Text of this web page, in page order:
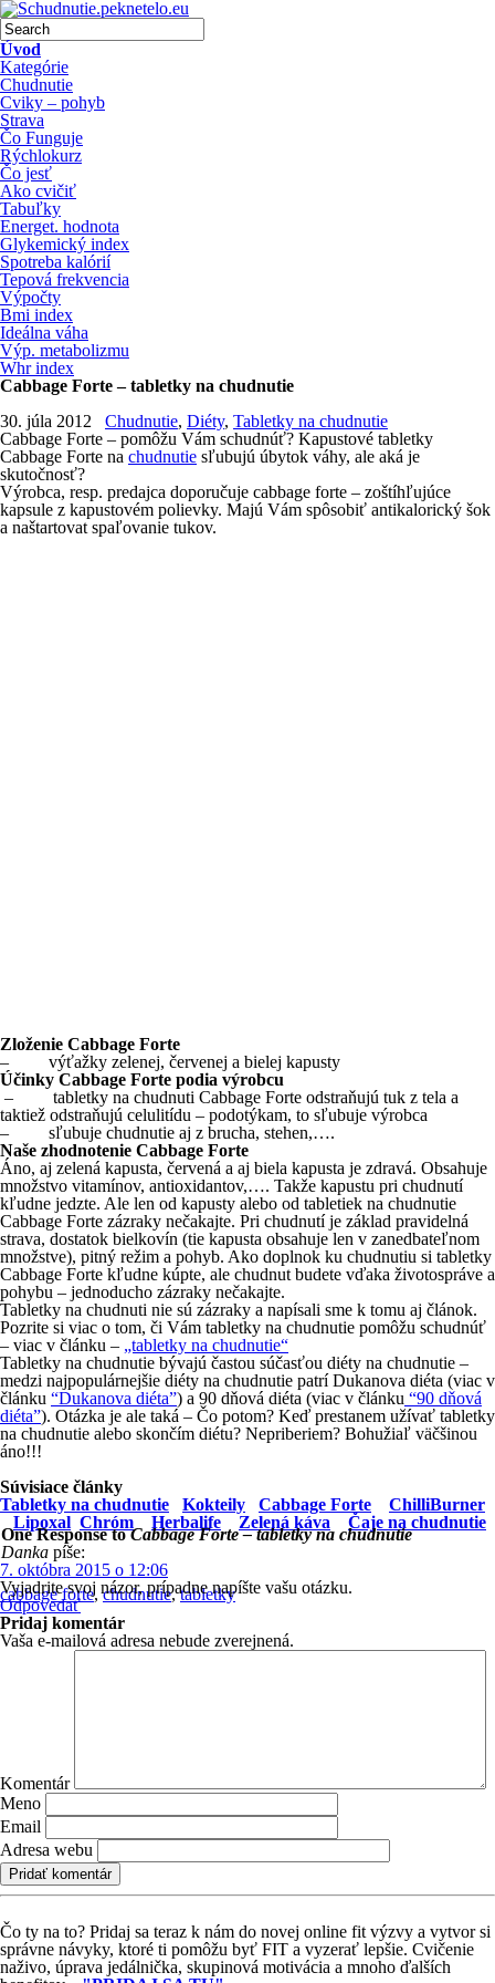
Úvod
Kategórie
Chudnutie
Cviky – pohyb
Strava
Čo Funguje
Rýchlokurz
Čo jesť
Ako cvičiť
Tabuľky
Energet. hodnota
Glykemický index
Spotreba kalórií
Tepová frekvencia
Výpočty
Bmi index
Ideálna váha
Výp. metabolizmu
Whr index
Cabbage Forte – tabletky na chudnutie
30. júla 2012
Chudnutie, Diéty, Tabletky na chudnutie
Cabbage Forte – pomôžu Vám schudnúť? Kapustové tabletky
Cabbage Forte na chudnutie sľubujú úbytok váhy, ale aká je
skutočnosť?
Výrobca, resp. predajca doporučuje cabbage forte – zoštíhľujúce
kapsule z kapustovém polievky. Majú Vám spôsobiť antikalorický šok
a naštartovat spaľovanie tukov.
Zloženie Cabbage Forte
– výťažky zelenej, červenej a bielej kapusty
Účinky Cabbage Forte podia výrobcu
– tabletky na chudnuti Cabbage Forte odstraňujú tuk z tela a
taktiež odstraňujú celulitídu – podotýkam, to sľubuje výrobca
– sľubuje chudnutie aj z brucha, stehen,….
Naše zhodnotenie Cabbage Forte
Áno, aj zelená kapusta, červená a aj biela kapusta je zdravá. Obsahuje
množstvo vitamínov, antioxidantov,…. Takže kapustu pri chudnutí
kľudne jedzte. Ale len od kapusty alebo od tabletiek na chudnutie
Cabbage Forte zázraky nečakajte. Pri chudnutí je základ pravidelná
strava, dostatok bielkovín (tie kapusta obsahuje len v zanedbateľnom
množstve), pitný režim a pohyb. Ako doplnok ku chudnutiu si tabletky
Cabbage Forte kľudne kúpte, ale chudnut budete vďaka životospráve a
pohybu – jednoducho zázraky nečakajte.
Tabletky na chudnuti nie sú zázraky a napísali sme k tomu aj článok.
Pozrite si viac o tom, či Vám tabletky na chudnutie pomôžu schudnúť
– viac v článku – „tabletky na chudnutie“
Tabletky na chudnutie bývajú častou súčasťou diéty na chudnutie –
medzi najpopulárnejšie diéty na chudnutie patrí Dukanova diéta (viac v
článku “Dukanova diéta”) a 90 dňová diéta (viac v článku “90 dňová
diéta”). Otázka je ale taká – Čo potom? Keď prestanem užívať tabletky
na chudnutie alebo skončím diétu? Nepriberiem? Bohužiaľ väčšinou
áno!!!
Súvisiace články
Tabletky na chudnutie
Kokteily Cabbage Forte
ChilliBurner
Lipoxal Chróm Herbalife Zelená káva Čaje na chudnutie
cabbage forte,chudnutie,tabletky
One Response toCabbage Forte – tabletky na chudnutie
Danka píše:
7. októbra 2015 o 12:06
Vyjadrite svoj názor, prípadne napíšte vašu otázku.
Odpovedať
Pridaj komentár
Vaša e-mailová adresa nebude zverejnená.
Komentár
Meno
Email
Adresa webu
Čo ty na to? Pridaj sa teraz k nám do novej online fit výzvy a vytvor si
správne návyky, ktoré ti pomôžu byť FIT a vyzerať lepšie. Cvičenie
naživo, úprava jedálnička, skupinová motivácia a mnoho ďalších